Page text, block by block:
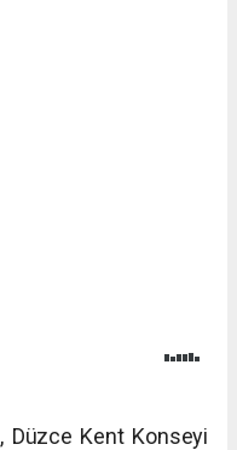
Düzce Kent Konseyi